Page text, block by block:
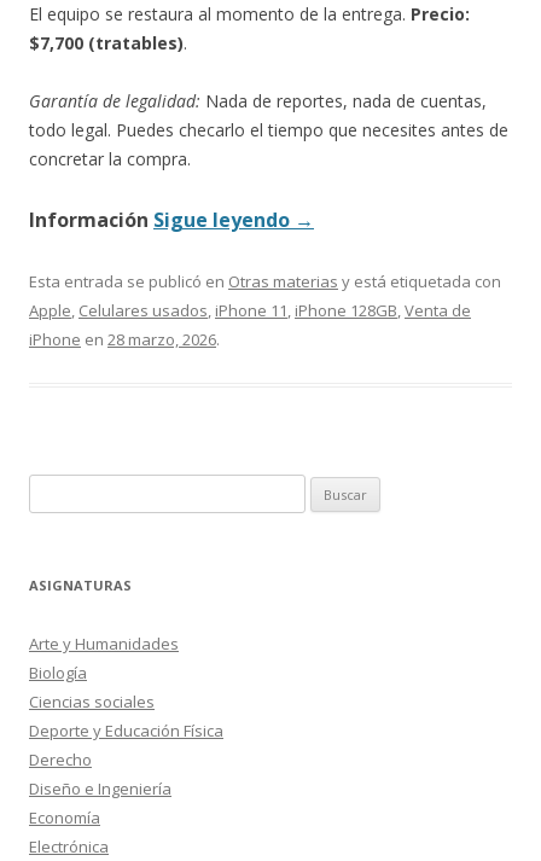
El equipo se restaura al momento de la entrega. Precio:
$7,700 (tratables).
Garantía de legalidad: Nada de reportes, nada de cuentas,
todo legal. Puedes checarlo el tiempo que necesites antes de
concretar la compra.
Información Sigue leyendo →
Esta entrada se publicó en Otras materias y está etiquetada con
Apple, Celulares usados, iPhone 11, iPhone 128GB,Venta de
iPhone en 28 marzo, 2026.
ASIGNATURAS
Arte y Humanidades
Biología
Ciencias sociales
Deporte y Educación Física
Derecho
Diseño e Ingeniería
Economía
Electrónica